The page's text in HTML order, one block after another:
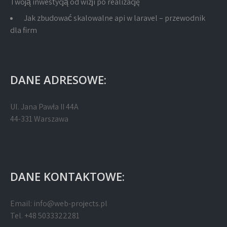
Jak zbudować skalowalne api w laravel – przewodnik
dla firm
DANE ADRESOWE:
Ul. Jana Pawła II 44A
44-331 Warszawa
DANE KONTAKTOWE:
Email: info@web-projects.pl
Tel. +48 5033322281